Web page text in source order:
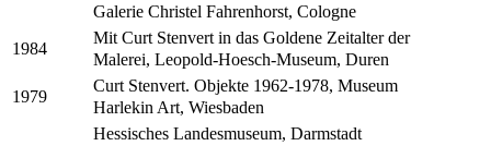
Galerie Christel Fahrenhorst, Cologne
1984
Mit Curt Stenvert in das Goldene Zeitalter der
Malerei, Leopold-Hoesch-Museum, Duren
1979
Curt Stenvert. Objekte 1962-1978, Museum
Harlekin Art, Wiesbaden
Hessisches Landesmuseum, Darmstadt